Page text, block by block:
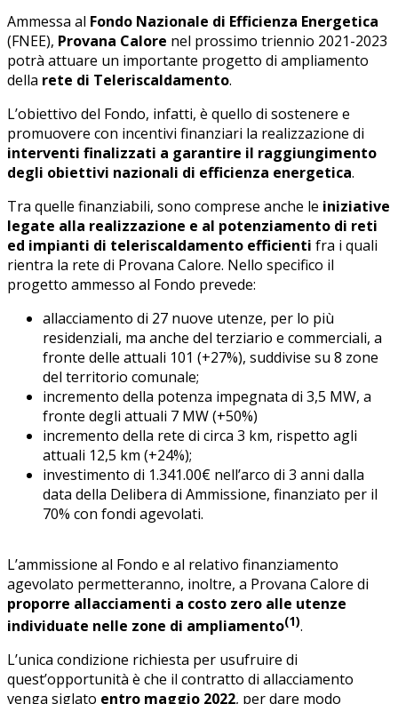
Ammessa al Fondo Nazionale di Efficienza Energetica
(FNEE), Provana Calore nel prossimo triennio 2021-2023
potrà attuare un importante progetto di ampliamento
della rete di Teleriscaldamento.
L’obiettivo del Fondo, infatti, è quello di sostenere e
promuovere con incentivi finanziari la realizzazione di
interventi finalizzati a garantire il raggiungimento
degli obiettivi nazionali di efficienza energetica.
Tra quelle finanziabili, sono comprese anche le iniziative
legate alla realizzazione e al potenziamento di reti
ed impianti di teleriscaldamento efficienti fra i quali
rientra la rete di Provana Calore. Nello specifico il
progetto ammesso al Fondo prevede:
allacciamento di 27 nuove utenze, per lo più
residenziali, ma anche del terziario e commerciali, a
fronte delle attuali 101 (+27%), suddivise su 8 zone
del territorio comunale;
incremento della potenza impegnata di 3,5 MW, a
fronte degli attuali 7 MW (+50%)
incremento della rete di circa 3 km, rispetto agli
attuali 12,5 km (+24%);
investimento di 1.341.00€ nell’arco di 3 anni dalla
data della Delibera di Ammissione, finanziato per il
70% con fondi agevolati.
L’ammissione al Fondo e al relativo finanziamento
agevolato permetteranno, inoltre, a Provana Calore di
proporre allacciamenti a costo zero alle utenze
individuate nelle zone di ampliamento(1).
L’unica condizione richiesta per usufruire di
quest’opportunità è che il contratto di allacciamento
venga siglato entro maggio 2022, per dare modo